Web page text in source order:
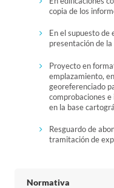
copia de los
En el supuesto de
presentación de
Proyecto en
emplazamiento,
georeferenciado
comprobaciones
en la base
Resguardo de
tramitación de
Normativa